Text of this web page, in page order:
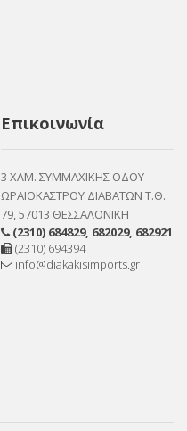
Επικοινωνία
3 ΧΛΜ. ΣΥΜΜΑΧΙΚΗΣ ΟΔΟΥ
ΩΡΑΙΟΚΑΣΤΡΟΥ ΔΙΑΒΑΤΩΝ Τ.Θ.
79, 57013 ΘΕΣΣΑΛΟΝΙΚΗ
(2310) 684829, 682029, 682921
(2310) 694394
info@diakakisimports.gr